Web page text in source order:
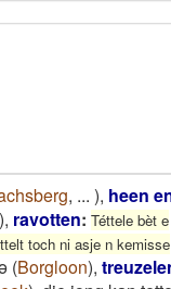
, ... ), heen
), ravotten: Téttele bèt e
toch ni asje n kemisse
(Borgloon),